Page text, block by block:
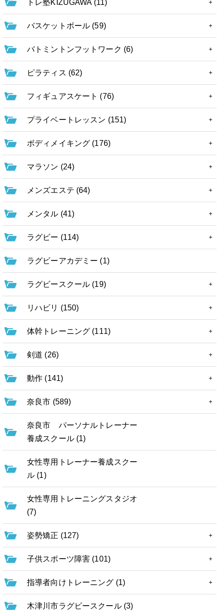
トレ塾KIZUGAWA (11)
バスケットボール (59)
バトミントンフットワーク (6)
ピラティス (62)
フィギュアスケート (76)
プライベートレッスン (151)
ボディメイキング (176)
マラソン (24)
メンズエステ (64)
メンタル (41)
ラグビー (114)
ラグビーアカデミー (1)
ラグビースクール (19)
リハビリ (150)
体幹トレーニング (111)
剣道 (26)
動作 (141)
奈良市 (589)
奈良市 パーソナルトレーナー
養成スクール (1)
女性専用トレーナー養成スクー
ル (1)
女性専用トレーニングスタジオ
(7)
姿勢矯正 (127)
子供スポーツ障害 (101)
指導者向けトレーニング (1)
木津川市ラグビースクール (3)